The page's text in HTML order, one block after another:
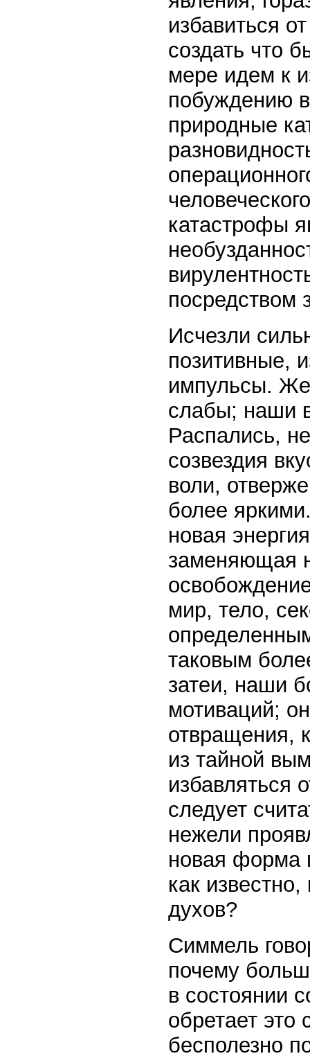
избавиться
создать что
мере идем к
побуждению
природные
катастрофы
посредством
Исчезли
позитивные,
импульсы.
слабы; наши
Распались,
созвездия
воли,
более
новая
заменяющая
мир, тело,
таковым
затеи, наши
мотиваций;
отвращения,
из тайной
избавляться
следует
нежели
новая форма
как
духов?
Симмель
почему
в состоянии
обретает
бесполезно